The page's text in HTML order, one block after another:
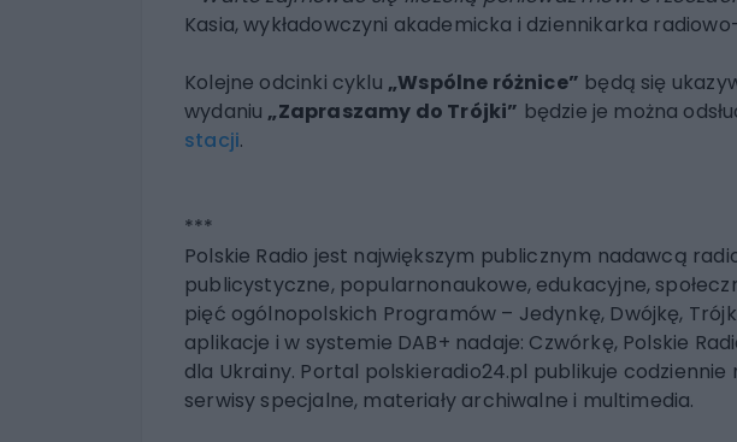
Kasia, wykładowczyni akademicka i dziennikarka
Kolejne odcinki cyklu „Wspólne różnice” będą się
wydaniu „Zapraszamy do Trójki” będzie je można
stacji.
***
Polskie Radio jest największym publicznym nadawcą
publicystyczne, popularnonaukowe, edukacyjne,
pięć ogólnopolskich Programów – Jedynkę, Dwójkę,
aplikacje i w systemie DAB+ nadaje: Czwórkę, Polskie
dla Ukrainy. Portal polskieradio24.pl publikuje
serwisy specjalne, materiały archiwalne i multimedia.